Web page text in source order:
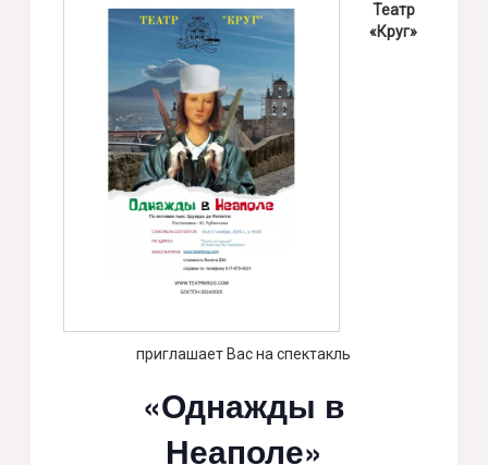
Театр
«Круг»
приглашает Вас на спектакль
«Однажды в
Неаполе»